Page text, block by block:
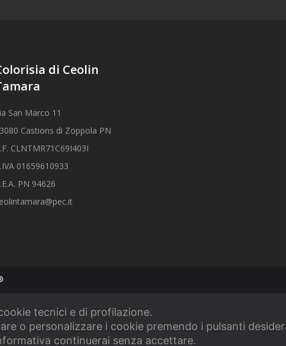
di Ceolin
San Marco 11
Castions di Zoppola PN
CLNTMR71C69I403I
01659610933
PN 94626
tecnici e di profilazione.
o personalizzare i cookie premendo i pulsanti
continuerai senza accettare.